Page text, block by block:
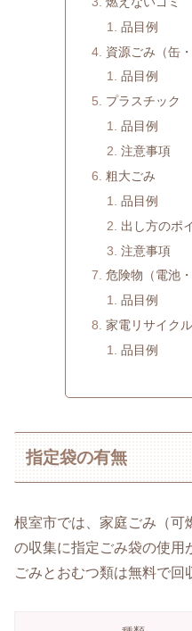
品目例
資源ごみ（缶
品目例
プラスチック
品目例
注意事項
粗大ごみ
品目例
出し方のポ
注意事項
危険物（電池
品目例
家電リサイク
品目例
指定袋の有無
根室市では、家庭ごみ（可
の収集に指定ごみ袋の使用
ごみとおむつ類は無料で回